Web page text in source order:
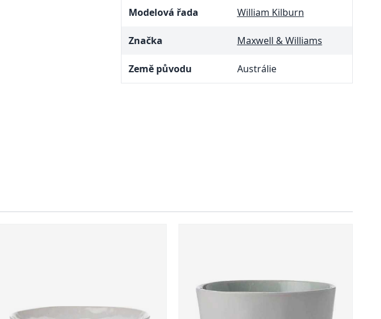
Modelová řada William Kilburn
Značka Maxwell & Williams
Země původu Austrálie